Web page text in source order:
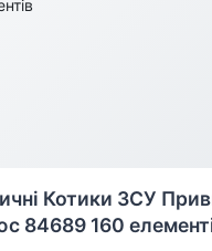
Котики ЗСУ
84689 160